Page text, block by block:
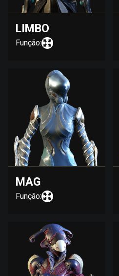
LIMBO
Função:
MAG
Função: